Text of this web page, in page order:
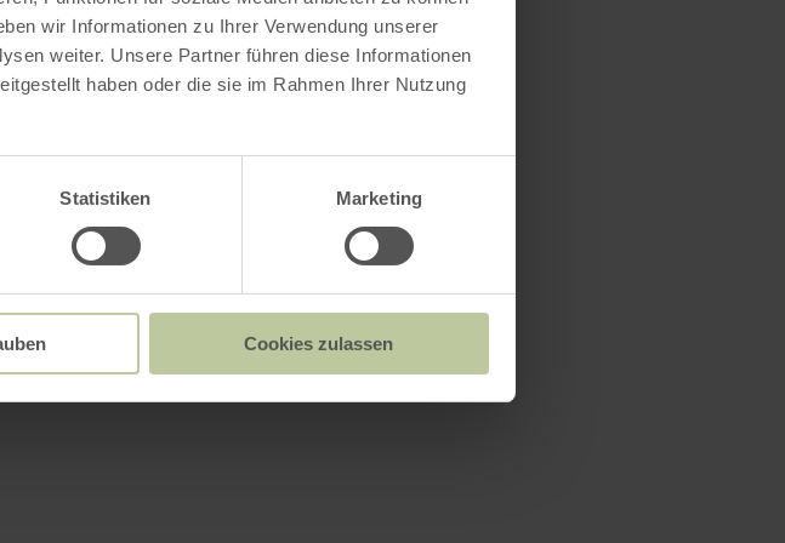
wir Informationen zu Ihrer Verwendung unserer
weiter. Unsere Partner führen diese Informationen
haben oder die sie im Rahmen Ihrer Nutzung
Statistiken Marketing
Cookies zulassen